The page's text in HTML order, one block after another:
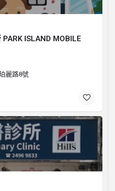
ISLAND MOBILE
麗路8號